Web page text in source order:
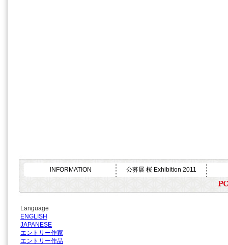
INFORMATION 公募展 桜 Exhibition 2011
Language
ENGLISH
JAPANESE
エントリー作家
エントリー作品